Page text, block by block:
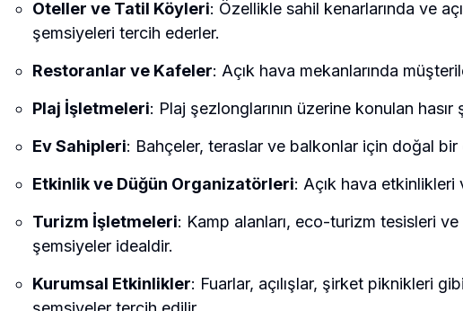
Oteller ve Tatil Köyleri: Özellikle sahil kenarlarında ve
şemsiyeleri tercih ederler.
Restoranlar ve Kafeler: Açık hava mekanlarında
Plaj İşletmeleri: Plaj şezlonglarının üzerine konulan
Ev Sahipleri: Bahçeler, teraslar ve balkonlar için doğal
Etkinlik ve Düğün Organizatörleri: Açık hava etkinlikleri
Turizm İşletmeleri: Kamp alanları, eco-turizm tesisleri
şemsiyeler idealdir.
Kurumsal Etkinlikler: Fuarlar, açılışlar, şirket piknikleri